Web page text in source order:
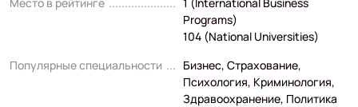
Programs)
104 (National Universities)
Популярные специальности
Бизнес, Страхование,
Психология, Криминология,
Здравоохранение, Политика